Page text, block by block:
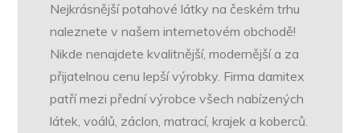
Nejkrásnějšípotahové látky na českém trhu
naleznete v našem internetovém obchodě!
Nikde nenajdete kvalitnější, modernější a za
přijatelnou cenu lepší výrobky. Firma damitex
patří mezi přední výrobce všech nabízených
látek, voálů, záclon, matrací, krajek a koberců.